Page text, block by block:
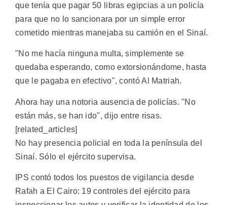
que tenía que pagar 50 libras egipcias a un policía
para que no lo sancionara por un simple error
cometido mientras manejaba su camión en el Sinaí.
"No me hacía ninguna multa, simplemente se
quedaba esperando, como extorsionándome, hasta
que le pagaba en efectivo", contó Al Matriah.
Ahora hay una notoria ausencia de policías. "No
están más, se han ido", dijo entre risas.
[related_articles]
No hay presencia policial en toda la península del
Sinaí. Sólo el ejército supervisa.
IPS contó todos los puestos de vigilancia desde
Rafah a El Cairo: 19 controles del ejército para